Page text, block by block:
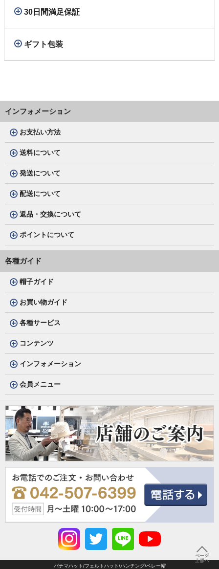
30日間満足保証
ギフト包装
インフォメーション
お支払い方法
送料について
発送について
配送について
返品・交換について
ポイントについて
各種ガイド
帽子ガイド
お買い物ガイド
各種サービス
コンテンツ
インフォメーション
会員メニュー
パナマハット/フェルトハット/ハンチング/ベレー帽